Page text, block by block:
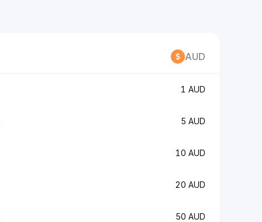
AUD
1 AUD
5 AUD
10 AUD
20 AUD
50 AUD